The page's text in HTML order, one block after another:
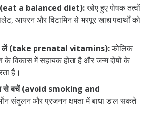
(eat a balanced diet):खोए हुए पोषक तत्वों
आयरन और विटामिन से भरपूर खाद्य पदार्थों को
लें (take prenatal vitamins):फोलिक
विकास में सहायक होता है और जन्म दोषों के
है।
से बचें (avoid smoking and
संतुलन और प्रजनन क्षमता में बाधा डाल सकते